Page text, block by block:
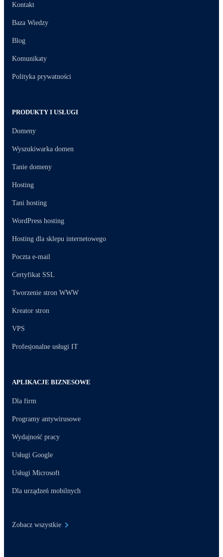
Kontakt
Baza Wiedzy
Blog
Komunikaty
Polityka prywatności
PRODUKTY I USŁUGI
Domeny
Wyszukiwarka domen
Tanie domeny
Hosting
Tani hosting
WordPress hosting
Hosting dla sklepu internetowego
Poczta e-mail
Certyfikat SSL
Tworzenie stron WWW
Kreator stron
VPS
Profesjonalne usługi IT
APLIKACJE BIZNESOWE
Dla firm
Programy antywirusowe
Wydajność pracy
Usługi Google
Usługi Microsoft
Dla urządzeń mobilnych
Zobacz wszystkie